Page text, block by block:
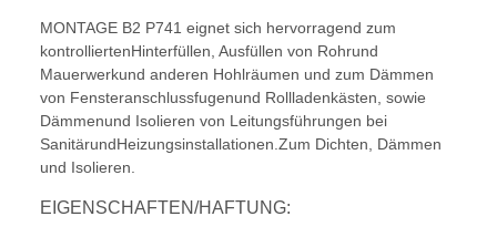
MONTAGE B2 P741 eignet sich hervorragend zum
kontrolliertenHinterfüllen, Ausfüllen von Rohrund
Mauerwerkund anderen Hohlräumen und zum Dämmen
von Fensteranschlussfugenund Rollladenkästen, sowie
Dämmenund Isolieren von Leitungsführungen bei
SanitärundHeizungsinstallationen.Zum Dichten, Dämmen
und Isolieren.
EIGENSCHAFTEN/HAFTUNG: